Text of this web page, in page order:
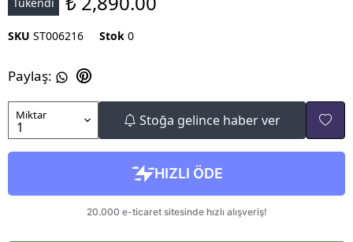
SKU ST006216 Stok 0
Paylaş:
Miktar Stoğa gelince haber ver